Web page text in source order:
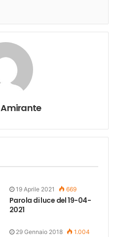
19 Aprile 2021 669
Parola di luce del 19-04-
2021
29 Gennaio 2018 1.004